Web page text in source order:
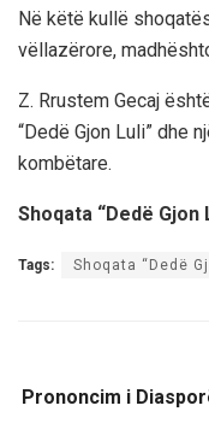
Në këtë kullë
vëllazërore,
Z. Rrustem Gecaj
“Dedë Gjon Luli” dhe
kombëtare.
Shoqata “Dedë Gjon
Tags: Shoqata “Dedë
Prononcim i